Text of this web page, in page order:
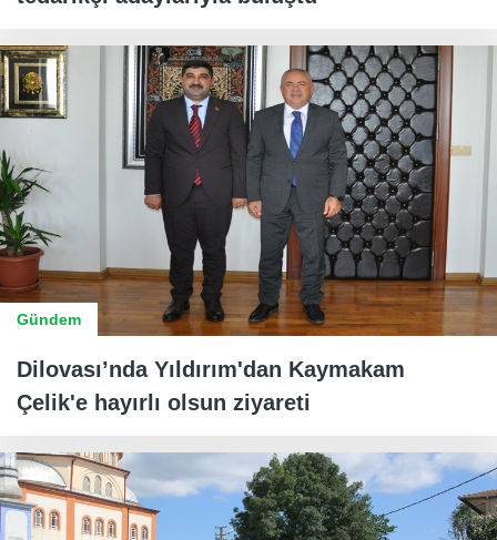
Gündem
Dilovası’nda Yıldırım'dan Kaymakam
Çelik'e hayırlı olsun ziyareti